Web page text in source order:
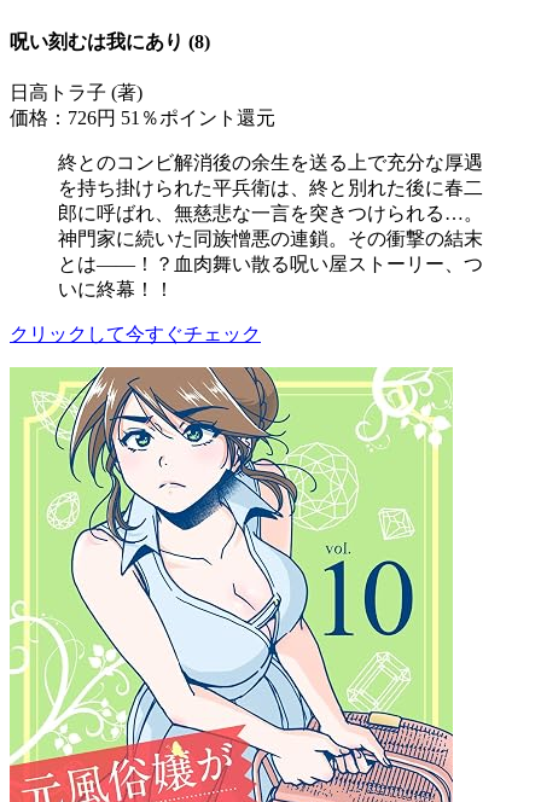
呪い刻むは我にあり (8)
日高トラ子 (著)
価格：726円 51％ポイント還元
終とのコンビ解消後の余生を送る上で充分な厚遇
を持ち掛けられた平兵衛は、終と別れた後に春二
郎に呼ばれ、無慈悲な一言を突きつけられる…。
神門家に続いた同族憎悪の連鎖。その衝撃の結末
とは――！？血肉舞い散る呪い屋ストーリー、つ
いに終幕！！
クリックして今すぐチェック